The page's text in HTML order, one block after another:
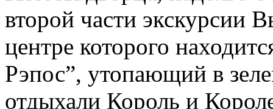
второй части экскурсии
центре которого
Рэпос”, утопающий в
отдыхали Король и